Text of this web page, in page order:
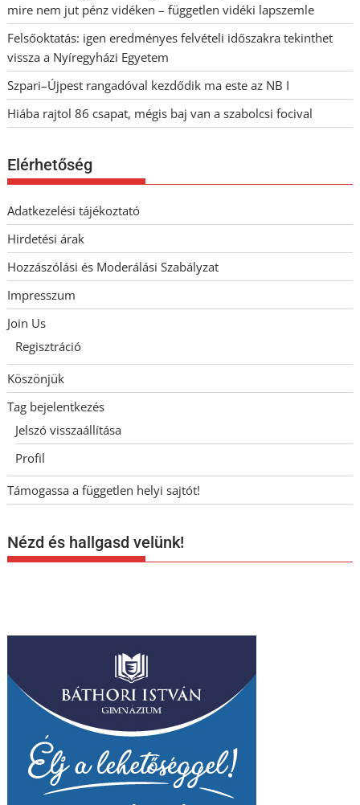
mire nem jut pénz vidéken – független vidéki lapszemle
Felsőoktatás: igen eredményes felvételi időszakra tekinthet
vissza a Nyíregyházi Egyetem
Szpari–Újpest rangadóval kezdődik ma este az NB I
Hiába rajtol 86 csapat, mégis baj van a szabolcsi focival
Elérhetőség
Adatkezelési tájékoztató
Hirdetési árak
Hozzászólási és Moderálási Szabályzat
Impresszum
Join Us
Regisztráció
Köszönjük
Tag bejelentkezés
Jelszó visszaállítása
Profil
Támogassa a független helyi sajtót!
Nézd és hallgasd velünk!